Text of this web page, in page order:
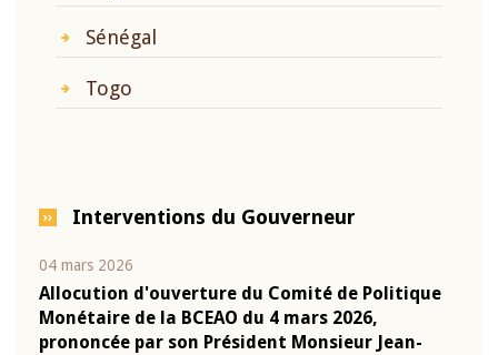
Sénégal
Togo
Interventions du Gouverneur
04 mars 2026
Allocution d'ouverture du Comité de Politique
Monétaire de la BCEAO du 4 mars 2026,
prononcée par son Président Monsieur Jean-